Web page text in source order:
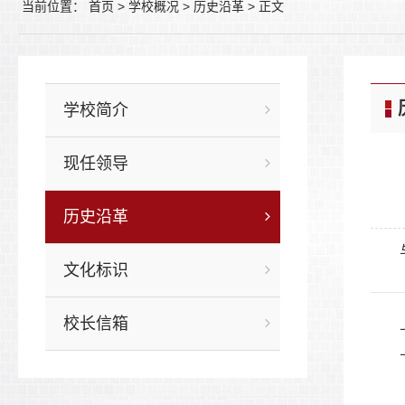
当前位置： 首页 > 学校概况 > 历史沿革 > 正文
学校简介
现任领导
历史沿革
文化标识
校长信箱